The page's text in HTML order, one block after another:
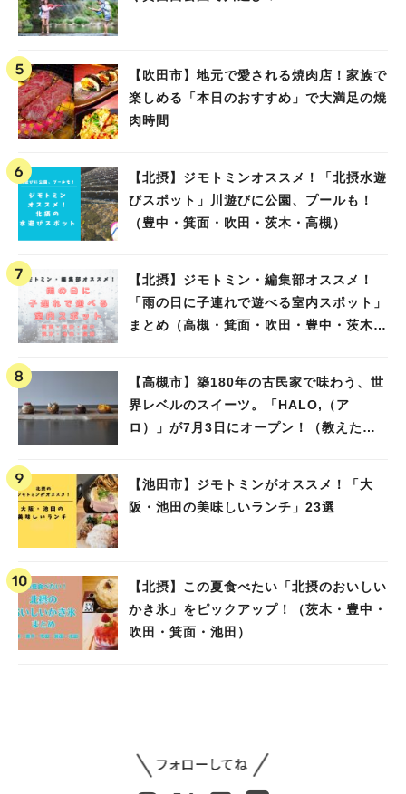
【吹田市】地元で愛される焼肉店！家族で
楽しめる「本日のおすすめ」で大満足の焼
肉時間
【北摂】ジモトミンオススメ！「北摂水遊
びスポット」川遊びに公園、プールも！
（豊中・箕面・吹田・茨木・高槻）
【北摂】ジモトミン・編集部オススメ！
「雨の日に子連れで遊べる室内スポット」
まとめ（高槻・箕面・吹田・豊中・茨木・
【高槻市】築180年の古民家で味わう、世
界レベルのスイーツ。「HALO,（ア
ロ）」が7月3日にオープン！（教えたい/
【池田市】ジモトミンがオススメ！「大
阪・池田の美味しいランチ」23選
【北摂】この夏食べたい「北摂のおいしい
かき氷」をピックアップ！（茨木・豊中・
吹田・箕面・池田）